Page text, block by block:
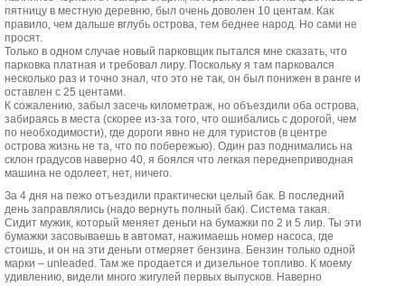
пятницу в местную деревню, был очень доволен 10 центам. Как
правило, чем дальше вглубь острова, тем беднее народ. Но сами не
просят.
Только в одном случае новый парковщик пытался мне сказать, что
парковка платная и требовал лиру. Поскольку я там парковался
несколько раз и точно знал, что это не так, он был понижен в ранге и
оставлен с 25 центами.
К сожалению, забыл засечь километраж, но объездили оба острова,
забираясь в места (скорее из-за того, что ошибались с дорогой, чем
по необходимости), где дороги явно не для туристов (в центре
острова жизнь не та, что по побережью). Один раз поднимались на
склон градусов наверно 40, я боялся что легкая переднеприводная
машина не одолеет, нет, ничего.
За 4 дня на пежо отъездили практически целый бак. В последний
день заправлялись (надо вернуть полный бак). Система такая.
Сидит мужик, который меняет деньги на бумажки по 2 и 5 лир. Ты эти
бумажки засовываешь в автомат, нажимаешь номер насоса, где
стоишь, и он на эти деньги отмеряет бензина. Бензин только одной
марки – unleaded. Там же продается и дизельное топливо. К моему
удивлению, видели много жигулей первых выпусков. Наверно